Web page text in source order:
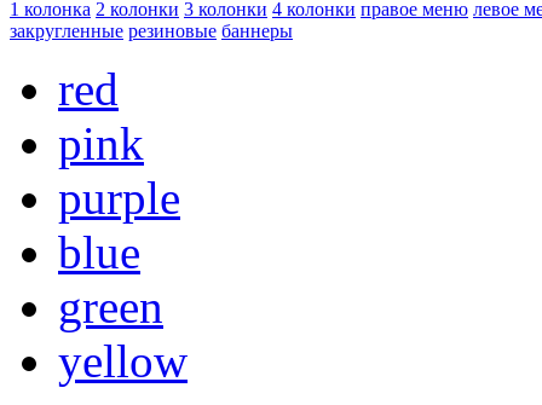
1 колонка 2 колонки 3 колонки 4 колонки правое меню левое
закругленные резиновые баннеры
red
pink
purple
blue
green
yellow